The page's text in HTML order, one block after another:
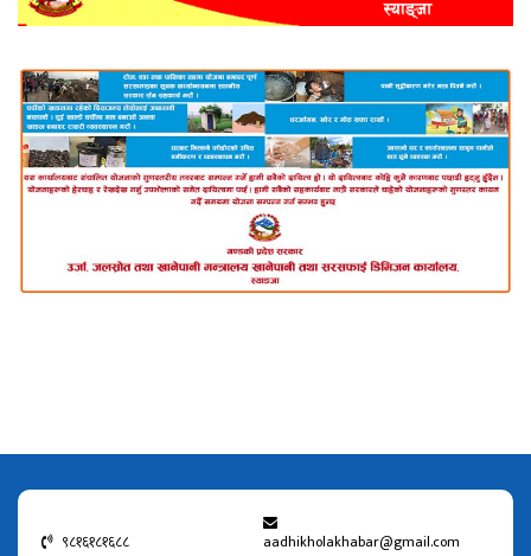
९८१६१८१६८८
aadhikholakhabar@gmail.com